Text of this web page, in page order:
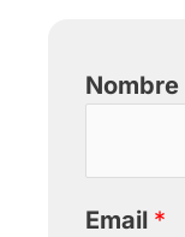
Nombre
Email *